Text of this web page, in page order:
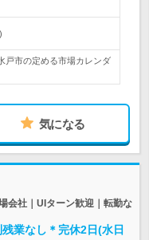
戸市の定める市場カレンダ
気になる
会社｜UIターン歓迎｜転勤な
業なし＊完休2日(水日